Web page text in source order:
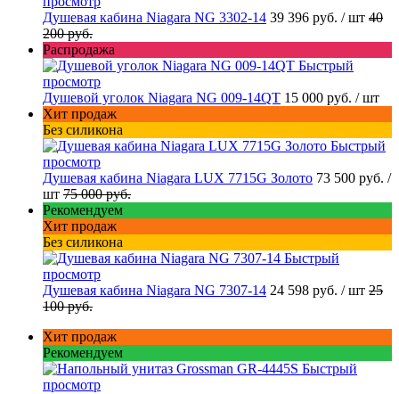
Душевая кабина Niagara NG 3302-14 39 396 руб. / шт 40
200 руб.
Распродажа
Быстрый
просмотр
Душевой уголок Niagara NG 009-14QT 15 000 руб. / шт
Хит продаж
Без силикона
Быстрый
просмотр
Душевая кабина Niagara LUX 7715G Золото 73 500 руб. /
шт 75 000 руб.
Рекомендуем
Хит продаж
Без силикона
Быстрый
просмотр
Душевая кабина Niagara NG 7307-14 24 598 руб. / шт 25
100 руб.
Хит продаж
Рекомендуем
Быстрый
просмотр